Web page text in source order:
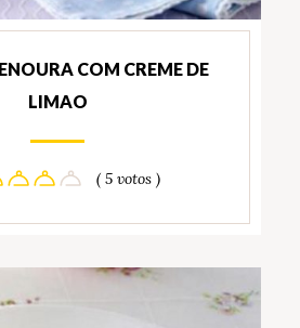
COM CREME DE
LIMAO
( 5 votos )